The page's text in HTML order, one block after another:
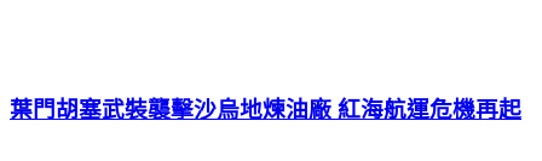
葉門胡塞武裝襲擊沙烏地煉油廠 紅海航運危機再起